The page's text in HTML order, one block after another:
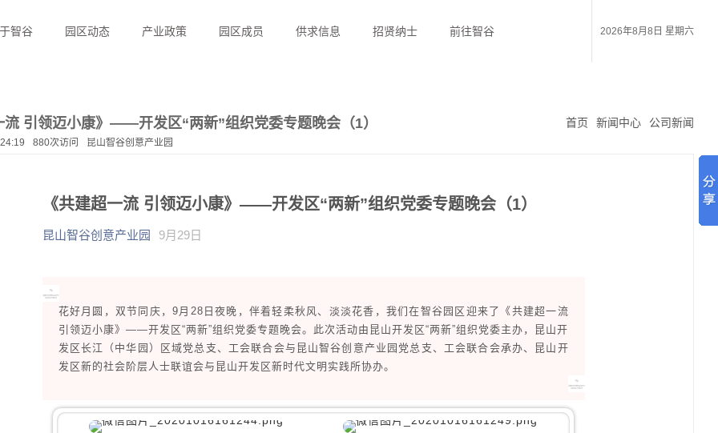
智谷 园区动态 产业政策 园区成员 供求信息 招贤纳士 前往智谷 2026年8月8日 星期六
流 引领迈小康》——开发区“两新”组织党委专题晚会（1） 首页 新闻中心 公司新闻
880次访问 昆山智谷创意产业园
《共建超一流 引领迈小康》——开发区“两新”组织党委专题晚会（1）
昆山智谷创意产业园 9月29日
花好月圆，双节同庆，9月28日夜晚，伴着轻柔秋风、淡淡花香，我们在智谷园区迎来了《共建超一流
引领迈小康》——开发区“两新”组织党委专题晚会。此次活动由昆山开发区“两新”组织党委主办，昆山开
发区长江（中华园）区域党总支、工会联合会与昆山智谷创意产业园党总支、工会联合会承办、昆山开
发区新的社会阶层人士联谊会与昆山开发区新时代文明实践所协办。